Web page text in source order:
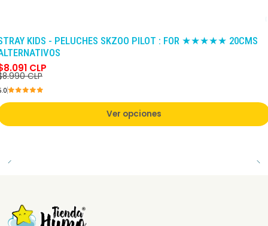
KIDS - PELUCHES SKZOO PILOT : FOR ★★★★★ 20CMS
CLP
CLP
Ver opciones